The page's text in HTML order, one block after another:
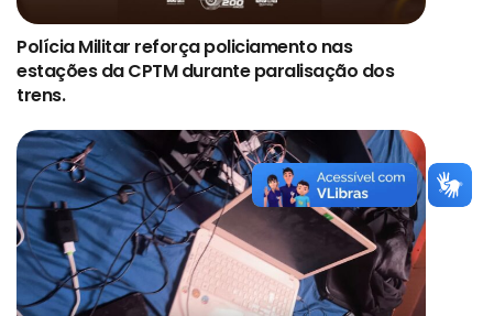
Polícia Militar reforça policiamento nas
estações da CPTM durante paralisação dos
trens.